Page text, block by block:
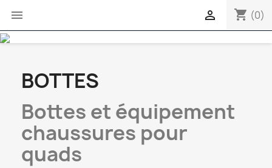
 shopping_cart (0)

BOTTES
Bottes et équipement
chaussures pour
quads